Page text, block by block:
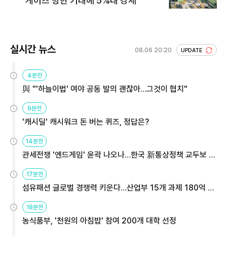
실시간 뉴스 08.06 20:20 UPDATE
4분전
與 "'하늘이법' 여야 공동 발의 괜찮아…그것이 협치"
9분전
'캐시딜' 캐시워크 돈 버는 퀴즈, 정답은?
14분전
관세전쟁 '엔드게임' 윤곽 나오나…한국 新통상정책 교두보 활
17분전
섬유패션 글로벌 경쟁력 키운다…산업부 15개 과제 180억 지
18분전
농식품부, '천원의 아침밥' 참여 200개 대학 선정